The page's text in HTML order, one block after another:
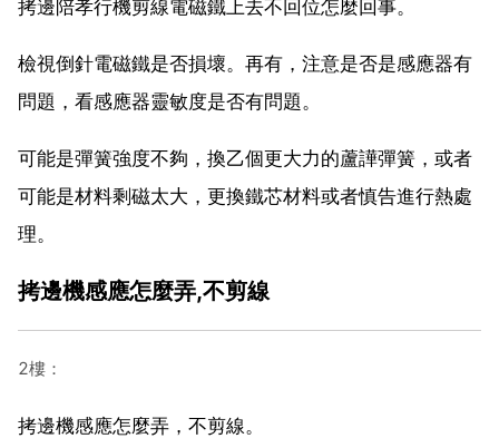
拷邊陪孝行機剪線電磁鐵上去不回位怎麼回事。
檢視倒針電磁鐵是否損壞。再有，注意是否是感應器有
問題，看感應器靈敏度是否有問題。
可能是彈簧強度不夠，換乙個更大力的蘆譁彈簧，或者
可能是材料剩磁太大，更換鐵芯材料或者慎告進行熱處
理。
拷邊機感應怎麼弄,不剪線
2樓：
拷邊機感應怎麼弄，不剪線。